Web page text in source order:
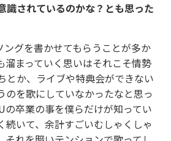
されているのかな？とも思った
ングを書かせてもらうことが多か
溜まっていく思いはそれこそ情勢
とか、ライブや特典会ができない
のを歌にしていなかったなと思っ
の卒業の事を僕らだけが知ってい
続いて、余計すごいむしゃくしゃ